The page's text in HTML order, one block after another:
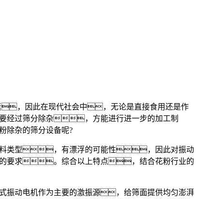
因此在现代社会中，无论是直接食用还是作
经过筛分除杂，方能进行进一步的加工制
杂的筛分设备呢?
料类型，有漂浮的可能性，因此对振动
的要求。综合以上特点，结合花粉行业的
动电机作为主要的激振源，给筛面提供均匀澎湃